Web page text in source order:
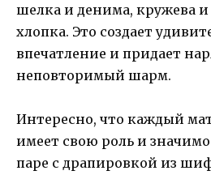
шелка и денима, кружева
хлопка. Это создает
впечатление и придает
неповторимый шарм.
Интересно, что каждый
имеет свою роль и
паре с драпировкой из